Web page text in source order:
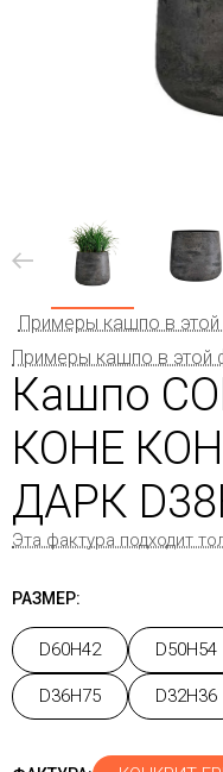
Примеры кашпо в
Примеры кашпо в этой
Кашпо
КОНЕ
ДАРК
Эта фактура подходит
РАЗМЕР:
D60H42 D50H54
D36H75 D32H36